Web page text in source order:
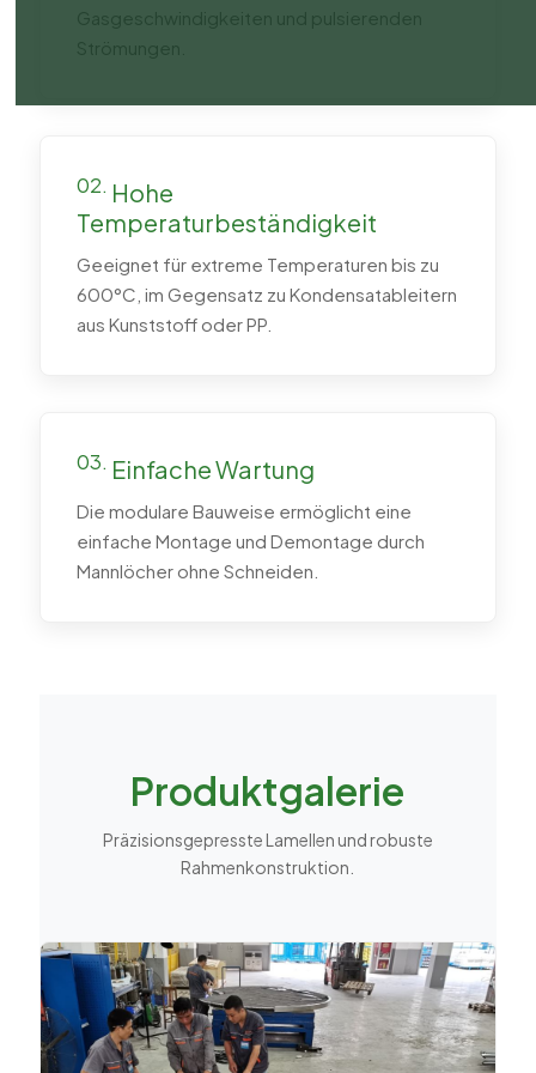
02. Hohe
Temperaturbeständigkeit
Geeignet für extreme Temperaturen bis zu
600°C, im Gegensatz zu Kondensatableitern
aus Kunststoff oder PP.
03. Einfache Wartung
Die modulare Bauweise ermöglicht eine
einfache Montage und Demontage durch
Mannlöcher ohne Schneiden.
Produktgalerie
Präzisionsgepresste Lamellen und robuste
Rahmenkonstruktion.